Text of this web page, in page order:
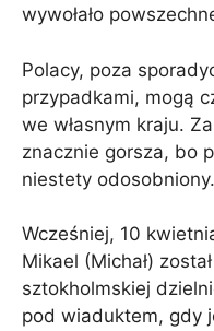
wywołało
Polacy, poza
przypadkami, mogą
we własnym kraju.
znacznie gorsza, bo
niestety odosobniony.
Wcześniej, 10
Mikael (Michał)
sztokholmskiej
pod wiaduktem, gdy